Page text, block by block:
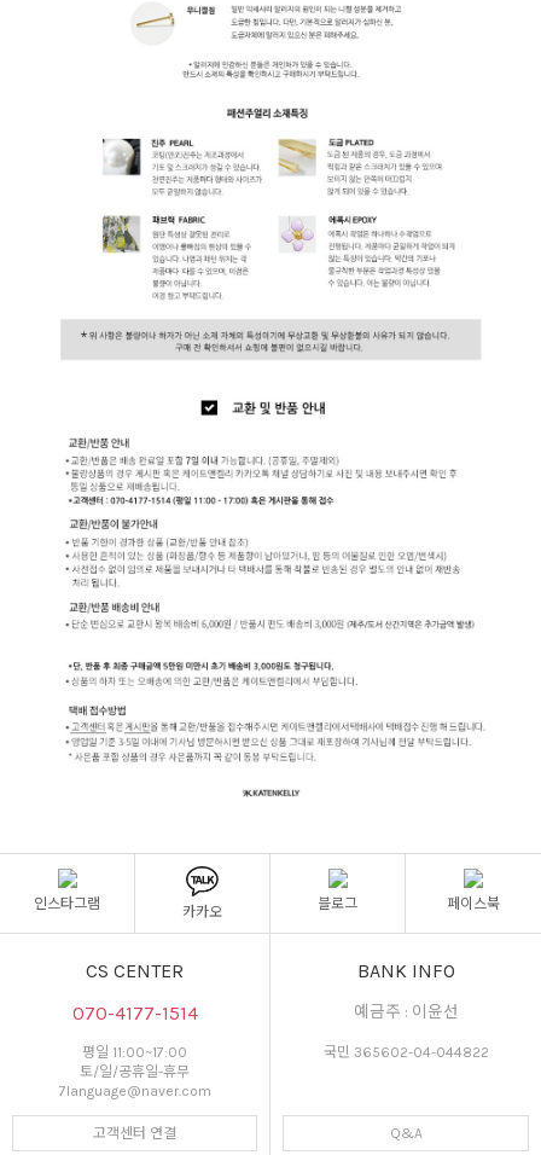
인스타그램
카카오
블로그 페이스북
CS CENTER
070-4177-1514
평일 11:00~17:00
토/일/공휴일-휴무
7language@naver.com
고객센터 연결
BANK INFO
예금주 : 이윤선
국민 365602-04-044822
Q&A